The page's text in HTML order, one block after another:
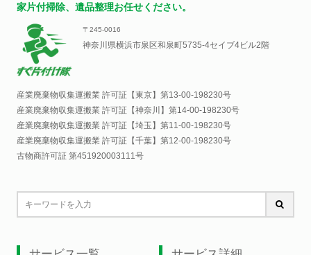
家片付掃除、遺品整理お任せください。
〒245-0016
神奈川県横浜市泉区和泉町5735-4セイブ4ビル2階
産業廃棄物収集運搬業 許可証【東京】 第13-00-198230号
産業廃棄物収集運搬業 許可証【神奈川】 第14-00-198230号
産業廃棄物収集運搬業 許可証【埼玉】 第11-00-198230号
産業廃棄物収集運搬業 許可証【千葉】 第12-00-198230号
古物商許可証 第451920003111号